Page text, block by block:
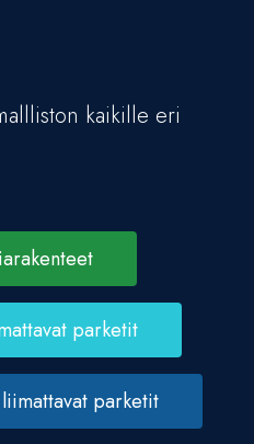
kaikille eri
parketit
parketit